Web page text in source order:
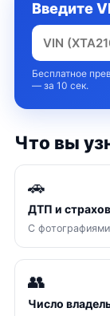
Введите
Бесплатное
— за 10 сек.
Что вы
🚗
ДТП и
С
👥
Число